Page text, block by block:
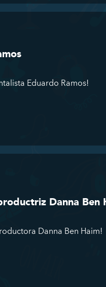
Eduardo Ramos!
Danna Ben
Danna Ben Haim!